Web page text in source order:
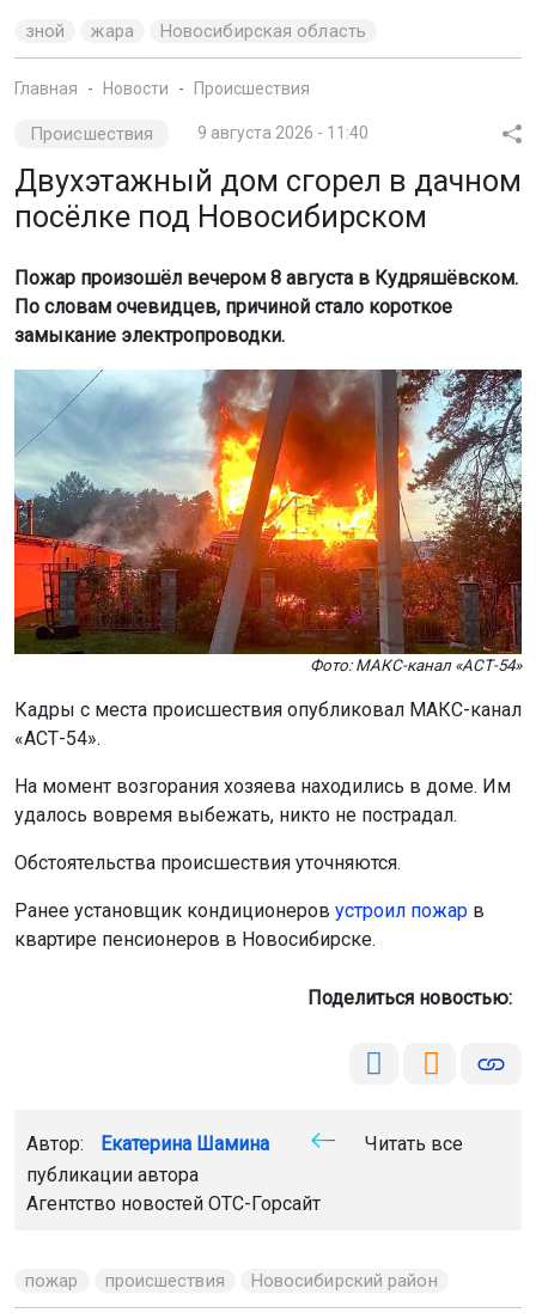
зной жара Новосибирская область
Главная Новости Происшествия
Происшествия 9 августа 2026 - 11:40
Двухэтажный дом сгорел в дачном
посёлке под Новосибирском
Пожар произошёл вечером 8 августа в Кудряшёвском.
По словам очевидцев, причиной стало короткое
замыкание электропроводки.
Фото: МАКС-канал «АСТ-54»
Кадры с места происшествия опубликовал МАКС-канал
«АСТ-54».
На момент возгорания хозяева находились в доме. Им
удалось вовремя выбежать, никто не пострадал.
Обстоятельства происшествия уточняются.
Ранее установщик кондиционеров устроил пожар в
квартире пенсионеров в Новосибирске.
Поделиться новостью:
Автор: Екатерина Шамина
Читать все
публикации автора
Агентство новостей ОТС-Горсайт
пожар происшествия Новосибирский район